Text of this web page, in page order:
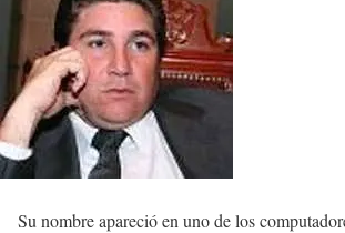
Su nombre apareció en uno de los